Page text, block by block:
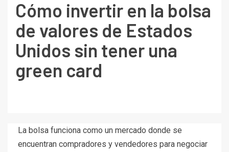
Cómo invertir en la bolsa
de valores de Estados
Unidos sin tener una
green card
La bolsa funciona como un mercado donde se
encuentran compradores y vendedores para negociar